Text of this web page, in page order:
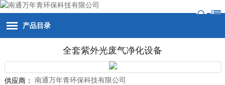
产品目录
全套紫外光废气净化设备
供应商： 南通万年青环保科技有限公司